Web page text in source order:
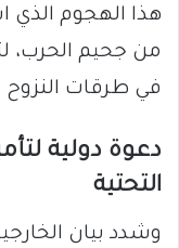
هذا الهجوم الذي
من جحيم الحرب،
في طرقات النزوح
دعوة دولية
التحتية
وشدد بيان